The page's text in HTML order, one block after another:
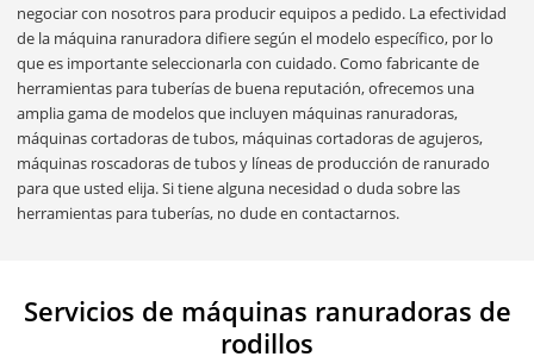
negociar con nosotros para producir equipos a pedido. La efectividad
de la máquina ranuradora difiere según el modelo específico, por lo
que es importante seleccionarla con cuidado. Como fabricante de
herramientas para tuberías de buena reputación, ofrecemos una
amplia gama de modelos que incluyen máquinas ranuradoras,
máquinas cortadoras de tubos, máquinas cortadoras de agujeros,
máquinas roscadoras de tubos y líneas de producción de ranurado
para que usted elija. Si tiene alguna necesidad o duda sobre las
herramientas para tuberías, no dude en contactarnos.
Servicios de máquinas ranuradoras de
rodillos